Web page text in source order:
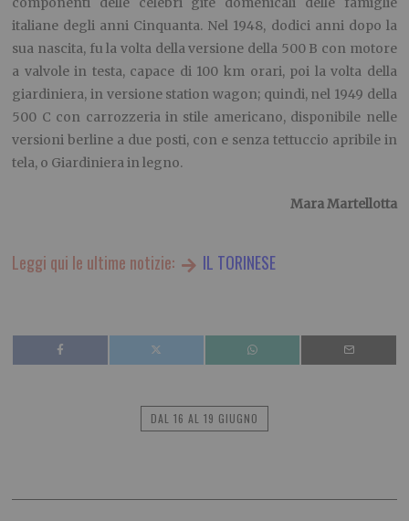
italiane degli anni Cinquanta. Nel 1948, dodici anni dopo la
sua nascita, fu la volta della versione della 500 B con motore
a valvole in testa, capace di 100 km orari, poi la volta della
giardiniera, in versione station wagon; quindi, nel 1949 della
500 C con carrozzeria in stile americano, disponibile nelle
versioni berline a due posti, con e senza tettuccio apribile in
tela, o Giardiniera in legno.
Mara Martellotta
Leggi qui le ultime notizie: IL TORINESE
DAL 16 AL 19 GIUGNO